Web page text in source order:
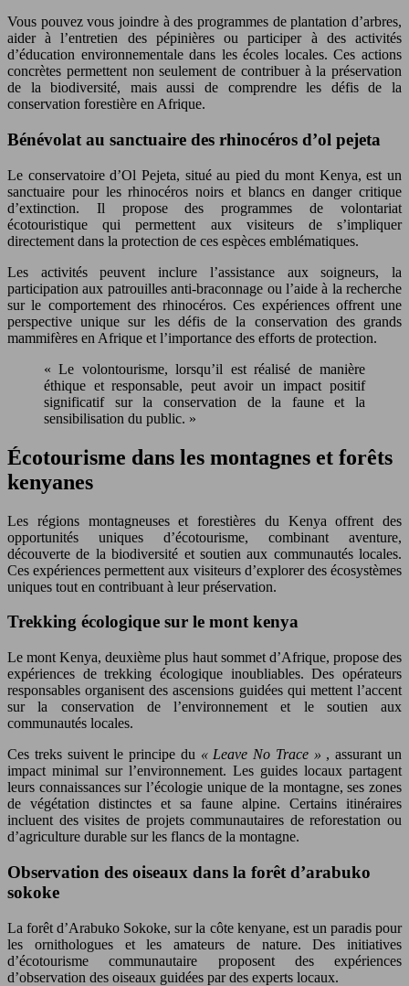
Vous pouvez vous joindre à des programmes de plantation d’arbres,
aider à l’entretien des pépinières ou participer à des activités
d’éducation environnementale dans les écoles locales. Ces actions
concrètes permettent non seulement de contribuer à la préservation
de la biodiversité, mais aussi de comprendre les défis de la
conservation forestière en Afrique.
Bénévolat au sanctuaire des rhinocéros d’ol pejeta
Le conservatoire d’Ol Pejeta, situé au pied du mont Kenya, est un
sanctuaire pour les rhinocéros noirs et blancs en danger critique
d’extinction. Il propose des programmes de volontariat
écotouristique qui permettent aux visiteurs de s’impliquer
directement dans la protection de ces espèces emblématiques.
Les activités peuvent inclure l’assistance aux soigneurs, la
participation aux patrouilles anti-braconnage ou l’aide à la recherche
sur le comportement des rhinocéros. Ces expériences offrent une
perspective unique sur les défis de la conservation des grands
mammifères en Afrique et l’importance des efforts de protection.
« Le volontourisme, lorsqu’il est réalisé de manière
éthique et responsable, peut avoir un impact positif
significatif sur la conservation de la faune et la
sensibilisation du public. »
Écotourisme dans les montagnes et forêts
kenyanes
Les régions montagneuses et forestières du Kenya offrent des
opportunités uniques d’écotourisme, combinant aventure,
découverte de la biodiversité et soutien aux communautés locales.
Ces expériences permettent aux visiteurs d’explorer des écosystèmes
uniques tout en contribuant à leur préservation.
Trekking écologique sur le mont kenya
Le mont Kenya, deuxième plus haut sommet d’Afrique, propose des
expériences de trekking écologique inoubliables. Des opérateurs
responsables organisent des ascensions guidées qui mettent l’accent
sur la conservation de l’environnement et le soutien aux
communautés locales.
Ces treks suivent le principe du « Leave No Trace » , assurant un
impact minimal sur l’environnement. Les guides locaux partagent
leurs connaissances sur l’écologie unique de la montagne, ses zones
de végétation distinctes et sa faune alpine. Certains itinéraires
incluent des visites de projets communautaires de reforestation ou
d’agriculture durable sur les flancs de la montagne.
Observation des oiseaux dans la forêt d’arabuko
sokoke
La forêt d’Arabuko Sokoke, sur la côte kenyane, est un paradis pour
les ornithologues et les amateurs de nature. Des initiatives
d’écotourisme communautaire proposent des expériences
d’observation des oiseaux guidées par des experts locaux.